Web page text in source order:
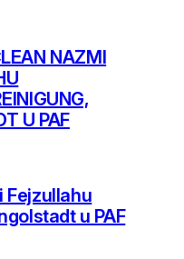
NAZMI
U PAF
Fejzullahu
u PAF